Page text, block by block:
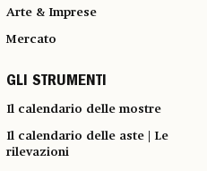
Arte & Imprese
Mercato
GLI STRUMENTI
Il calendario delle mostre
Il calendario delle aste | Le
rilevazioni